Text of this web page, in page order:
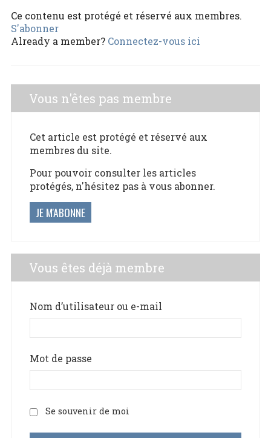
Ce contenu est protégé et réservé aux membres.
S'abonner
Already a member? Connectez-vous ici
Vous n'êtes pas membre
Cet article est protégé et réservé aux
membres du site.
Pour pouvoir consulter les articles
protégés, n'hésitez pas à vous abonner.
JE M'ABONNE
Vous êtes déjà membre
Nom d’utilisateur ou e-mail
Mot de passe
Se souvenir de moi